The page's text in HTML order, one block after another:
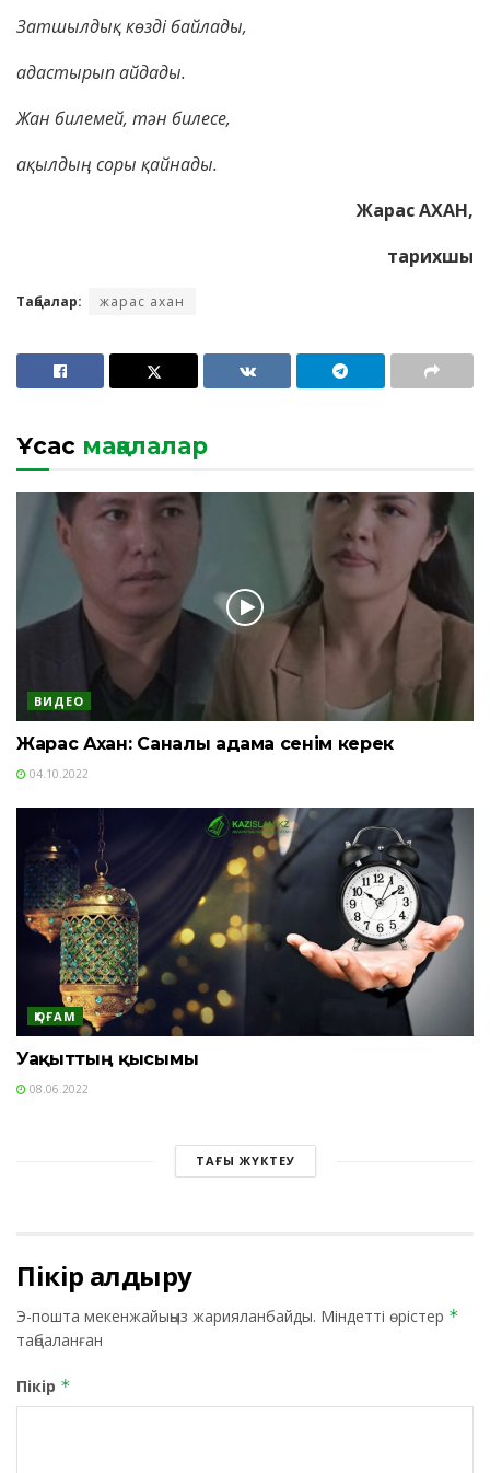
Затшылдық көзді байлады,
адастырып айдады.
Жан билемей, тән билесе,
ақылдың соры қайнады.
Жарас АХАН,
тарихшы
Таңбалар: жарас ахан
Ұқсас мақалалар
ВИДЕО
Жарас Ахан: Саналы адамға сенім керек
04.10.2022
ҚОҒАМ
Уақыттың қысымы
08.06.2022
ТАҒЫ ЖҮКТЕУ
Пікір қалдыру
Э-пошта мекенжайыңыз жарияланбайды. Міндетті өрістер *
таңбаланған
Пікір *